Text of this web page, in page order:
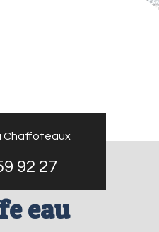
Chaffoteaux
92 27
eau